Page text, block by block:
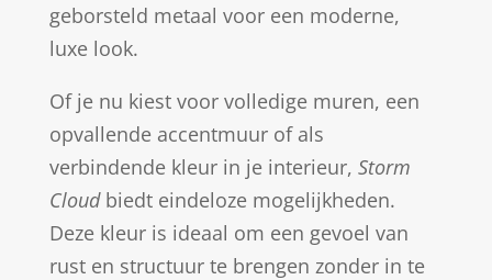
geborsteld metaal voor een moderne,
luxe look.
Of je nu kiest voor volledige muren, een
opvallende accentmuur of als
verbindende kleur in je interieur, Storm
Cloudbiedt eindeloze mogelijkheden.
Deze kleur is ideaal om een gevoel van
rust en structuur te brengen zonder in te